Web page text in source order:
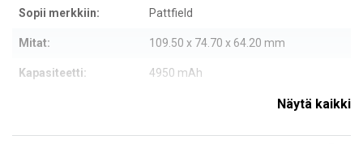
Sopii merkkiin: Pattfield
Mitat: 109.50 x 74.70 x 64.20 mm
Kapasiteetti: 4950 mAh
Näytä kaikki